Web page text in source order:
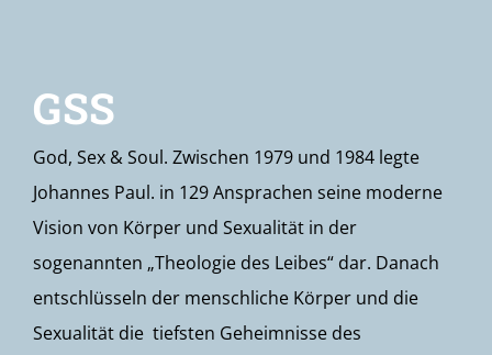
GSS
God, Sex & Soul. Zwischen 1979 und 1984 legte
Johannes Paul. in 129 Ansprachen seine moderne
Vision von Körper und Sexualität in der
sogenannten „Theologie des Leibes“ dar. Danach
entschlüsseln der menschliche Körper und die
Sexualität die tiefsten Geheimnisse des